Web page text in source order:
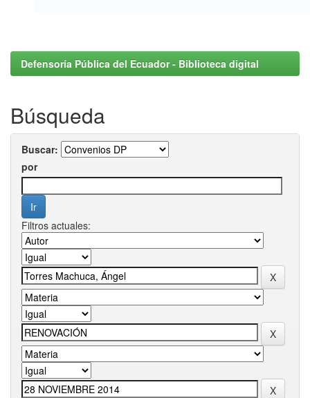
Defensoría Pública del Ecuador - Biblioteca digital
Búsqueda
Buscar:
por
Filtros actuales: